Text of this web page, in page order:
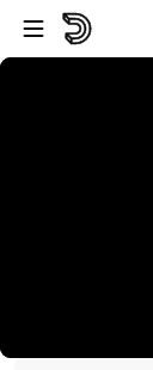
플레이어로 건너뛰
본문으로 건너뛰기